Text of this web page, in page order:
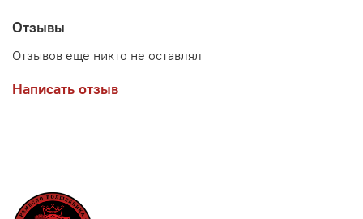
Отзывы
Отзывов еще никто не оставлял
Написать отзыв